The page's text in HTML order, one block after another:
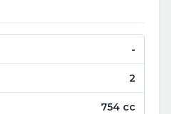
-
2
754 cc